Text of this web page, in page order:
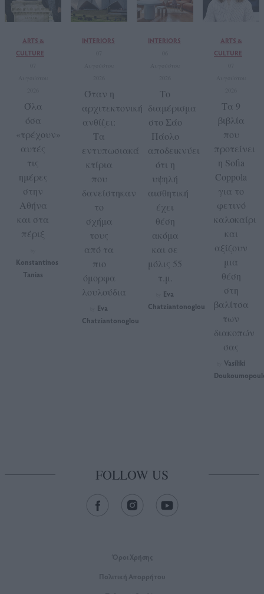
ARTS &
CULTURE
Όλα
όσα
«τρέχουν»
αυτές
τις
ημέρες
στην
Αθήνα
και στα
πέριξ
Konstantinos
Tanias
INTERIORS
Όταν η
αρχιτεκτονική
ανθίζει:
Τα
εντυπωσιακά
κτίρια
που
δανείστηκαν
το
σχήμα
τους
από τα
πιο
όμορφα
λουλούδια
Eva
Chatziantonoglou
INTERIORS
Το
διαμέρισμα
στο Σάο
Πάολο
αποδεικνύει
ότι η
υψηλή
αισθητική
έχει
θέση
ακόμα
και σε
μόλις 55
τ.μ.
Eva
Chatziantonoglou
ARTS &
CULTURE
Τα 9
βιβλία
που
προτείνει
η Sofia
Coppola
για το
φετινό
καλοκαίρι
και
αξίζουν
μια
θέση
στη
βαλίτσα
των
διακοπών
σας
Vasiliki
FOLLOW US
Όροι Xρήσης
Πολιτική Απορρήτου